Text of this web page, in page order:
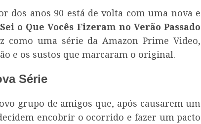
dos anos 90 está de volta com uma nova e
o Que Vocês Fizeram no Verão Passado
como uma série da Amazon Prime Video,
e os sustos que marcaram o original.
Série
grupo de amigos que, após causarem um
encobrir o ocorrido e fazer um pacto